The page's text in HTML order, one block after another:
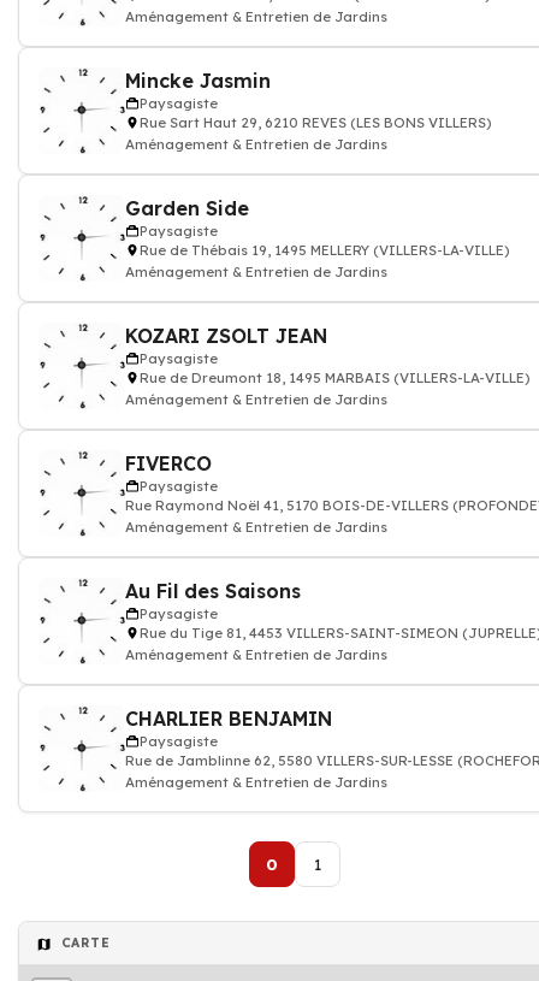
Aménagement & Entretien de Jardins
Mincke Jasmin
Paysagiste
Rue Sart Haut 29, 6210 REVES (LES BONS VILLERS)
Aménagement & Entretien de Jardins
Garden Side
Paysagiste
Rue de Thébais 19, 1495 MELLERY (VILLERS-LA-VILLE)
Aménagement & Entretien de Jardins
KOZARI ZSOLT JEAN
Paysagiste
Rue de Dreumont 18, 1495 MARBAIS (VILLERS-LA-VILLE)
Aménagement & Entretien de Jardins
FIVERCO
Paysagiste
Rue Raymond Noël 41, 5170 BOIS-DE-VILLERS
Aménagement & Entretien de Jardins
Au Fil des Saisons
Paysagiste
Rue du Tige 81, 4453 VILLERS-SAINT-SIMEON
Aménagement & Entretien de Jardins
CHARLIER BENJAMIN
Paysagiste
Rue de Jamblinne 62, 5580 VILLERS-SUR-LESSE
Aménagement & Entretien de Jardins
0 1
CARTE